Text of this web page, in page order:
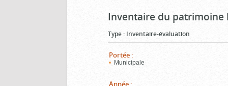
Inventaire du patrimoine
Type : Inventaire-évaluation
Portée :
Municipale